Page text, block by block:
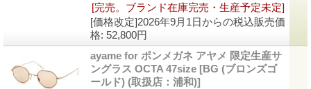
[完売。ブランド在庫完売・生産予定未定]
[価格改定]2026年9月1日からの税込販売価
格: 52,800円
ayame for ポンメガネ アヤメ 限定生産サ
ングラス OCTA 47size [BG (ブロンズゴ
ールド) (取扱店：浦和)]